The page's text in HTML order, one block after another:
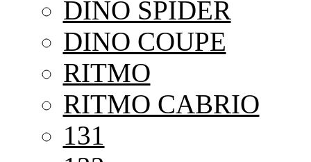
DINO SPIDER
DINO COUPE
RITMO
RITMO CABRIO
131